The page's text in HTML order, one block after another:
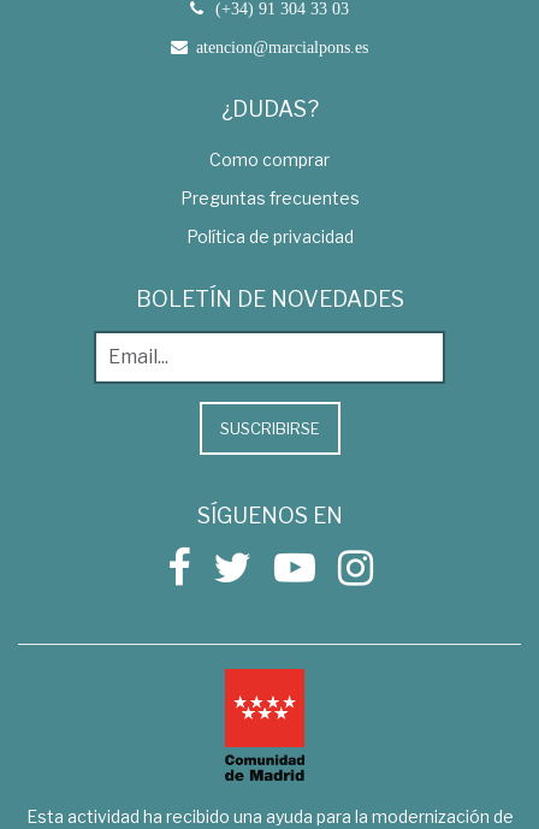
(+34) 91 304 33 03
atencion@marcialpons.es
¿DUDAS?
Como comprar
Preguntas frecuentes
Política de privacidad
BOLETÍN DE NOVEDADES
SUSCRIBIRSE
SÍGUENOS EN
Esta actividad ha recibido una ayuda para la modernización de